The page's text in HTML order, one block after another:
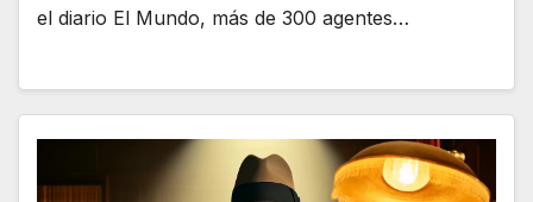
el diario El Mundo, más de 300 agentes…